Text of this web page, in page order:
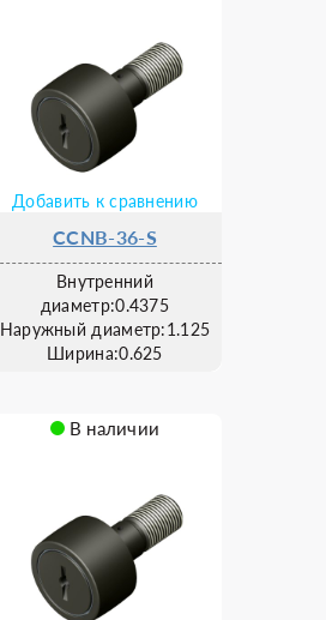
Добавить к сравнению
CCNB-36-S
Внутренний
диаметр:0.4375
Наружный диаметр:1.125
Ширина:0.625
В наличии